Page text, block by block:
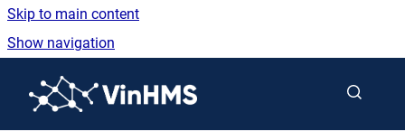
Skip to main content
Show navigation